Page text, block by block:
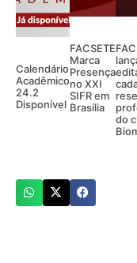
Calendário
Acadêmico
24.2
Disponível
FACSETE
Marca
Presença
no XXI
SIFR em
Brasília
do